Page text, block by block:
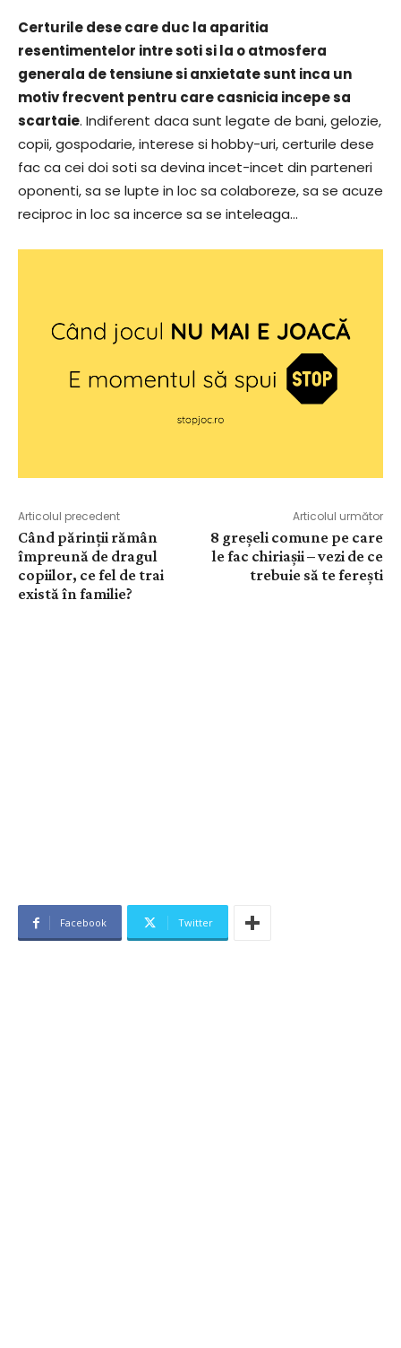
Certurile dese care duc la aparitia
resentimentelor intre soti si la o atmosfera
generala de tensiune si anxietate sunt inca un
motiv frecvent pentru care casnicia incepe sa
scartaie. Indiferent daca sunt legate de bani, gelozie,
copii, gospodarie, interese si hobby-uri, certurile dese
fac ca cei doi soti sa devina incet-incet din parteneri
oponenti, sa se lupte in loc sa colaboreze, sa se acuze
reciproc in loc sa incerce sa se inteleaga…
Articolul precedent
Când părinții rămân
împreună de dragul
copiilor, ce fel de trai
există în familie?
Articolul următor
8 greșeli comune pe care
le fac chiriașii – vezi de ce
trebuie să te ferești
Facebook Twitter